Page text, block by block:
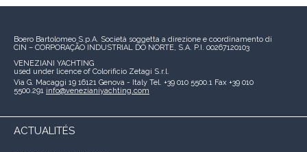
Boero Bartolomeo S.p.A. Società soggetta a direzione e coordinamento di
CIN – CORPORAÇÃO INDUSTRIAL DO NORTE, S.A. P.I. 00267120103
VENEZIANI YACHTING
used under licence of Colorificio Zetagi S.r.l.
Via G. Macaggi 19 16121 Genova - Italy Tel. +39 010 5500.1 Fax +39 010
5500.291 info@venezianiyachting.com
ACTUALITÉS